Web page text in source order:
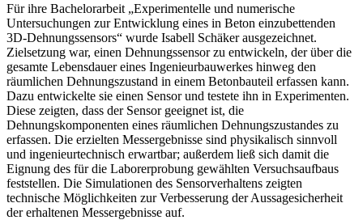
Für ihre Bachelorarbeit „Experimentelle und numerische
Untersuchungen zur Entwicklung eines in Beton einzubettenden
3D-Dehnungssensors“ wurde Isabell Schäker ausgezeichnet.
Zielsetzung war, einen Dehnungssensor zu entwickeln, der über die
gesamte Lebensdauer eines Ingenieurbauwerkes hinweg den
räumlichen Dehnungszustand in einem Betonbauteil erfassen kann.
Dazu entwickelte sie einen Sensor und testete ihn in Experimenten.
Diese zeigten, dass der Sensor geeignet ist, die
Dehnungskomponenten eines räumlichen Dehnungszustandes zu
erfassen. Die erzielten Messergebnisse sind physikalisch sinnvoll
und ingenieurtechnisch erwartbar; außerdem ließ sich damit die
Eignung des für die Laborerprobung gewählten Versuchsaufbaus
feststellen. Die Simulationen des Sensorverhaltens zeigten
technische Möglichkeiten zur Verbesserung der Aussagesicherheit
der erhaltenen Messergebnisse auf.